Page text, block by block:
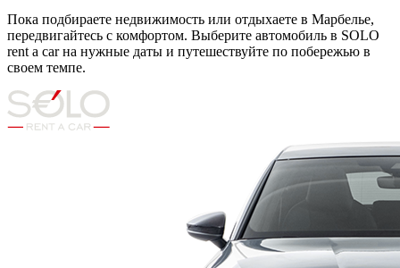
Пока подбираете недвижимость или отдыхаете в Марбелье,
передвигайтесь с комфортом. Выберите автомобиль в SOLO
rent a car на нужные даты и путешествуйте по побережью в
своем темпе.